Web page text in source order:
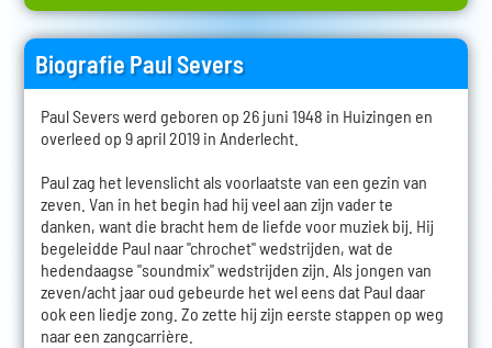
Biografie Paul Severs
Paul Severs werd geboren op 26 juni 1948 in Huizingen en
overleed op 9 april 2019 in Anderlecht.
Paul zag het levenslicht als voorlaatste van een gezin van
zeven. Van in het begin had hij veel aan zijn vader te
danken, want die bracht hem de liefde voor muziek bij. Hij
begeleidde Paul naar "chrochet" wedstrijden, wat de
hedendaagse "soundmix" wedstrijden zijn. Als jongen van
zeven/acht jaar oud gebeurde het wel eens dat Paul daar
ook een liedje zong. Zo zette hij zijn eerste stappen op weg
naar een zangcarrière.